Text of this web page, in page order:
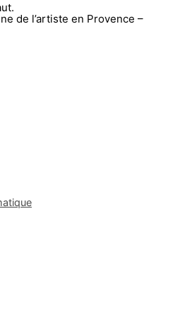
de l’artiste en Provence –